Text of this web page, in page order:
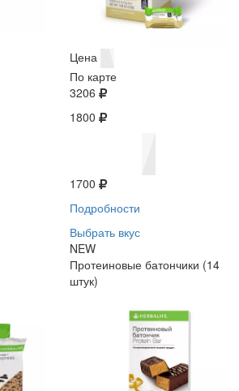
Цена
По карте
3206
1800
1700
Подробности
Выбрать вкус
NEW
Протеиновые батончики (14
штук)